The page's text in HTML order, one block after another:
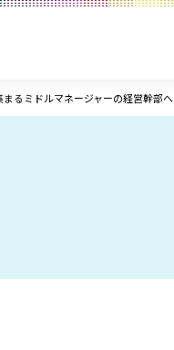
まるミドルマネージャーの経営幹部